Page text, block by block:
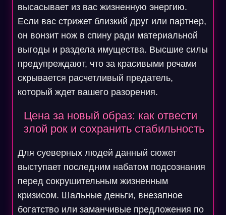
высасывает из вас жизненную энергию.
Если вас стрижет близкий друг или партнер,
он вонзит нож в спину ради материальной
выгоды и раздела имущества. Высшие силы
предупреждают, что за красивыми речами
скрывается расчетливый предатель,
который ждет вашего разорения.
Цена за новый образ: как отвести
злой рок и сохранить стабильность
Для суеверных людей данный сюжет
выступает последним набатом подсознания
перед сокрушительным жизненным
кризисом. Шальные деньги, внезапное
богатство или заманчивые предложения по